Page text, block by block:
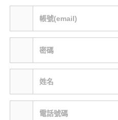
帳號(email)
密碼
姓名
電話號碼